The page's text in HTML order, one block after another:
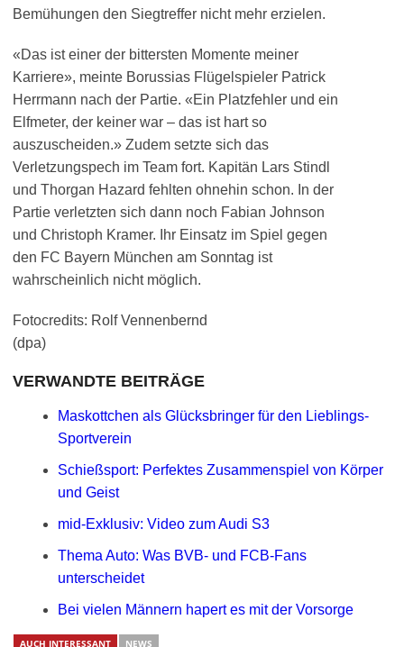
Bemühungen den Siegtreffer nicht mehr erzielen.
«Das ist einer der bittersten Momente meiner
Karriere», meinte Borussias Flügelspieler Patrick
Herrmann nach der Partie. «Ein Platzfehler und ein
Elfmeter, der keiner war – das ist hart so
auszuscheiden.» Zudem setzte sich das
Verletzungspech im Team fort. Kapitän Lars Stindl
und Thorgan Hazard fehlten ohnehin schon. In der
Partie verletzten sich dann noch Fabian Johnson
und Christoph Kramer. Ihr Einsatz im Spiel gegen
den FC Bayern München am Sonntag ist
wahrscheinlich nicht möglich.
Fotocredits: Rolf Vennenbernd
(dpa)
VERWANDTE BEITRÄGE
Maskottchen als Glücksbringer für den Lieblings-
Sportverein
Schießsport: Perfektes Zusammenspiel von Körper
und Geist
mid-Exklusiv: Video zum Audi S3
Thema Auto: Was BVB- und FCB-Fans
unterscheidet
Bei vielen Männern hapert es mit der Vorsorge
AUCH INTERESSANT NEWS